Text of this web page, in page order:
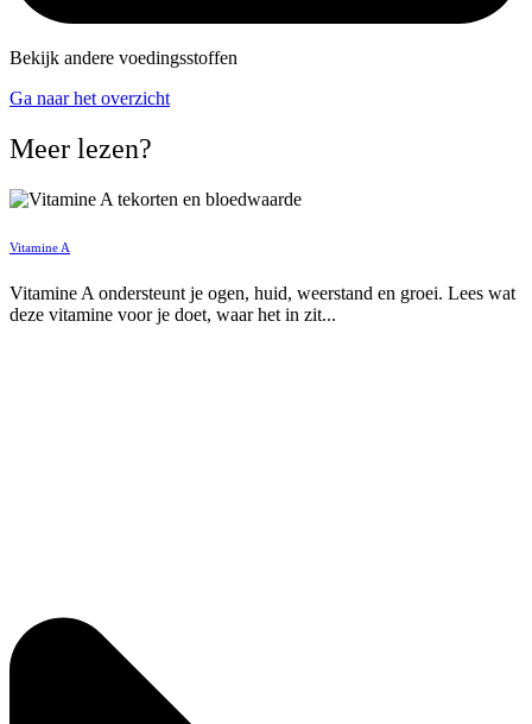
Bekijk andere voedingsstoffen
Ga naar het overzicht
Meer lezen?
Vitamine A
Vitamine A ondersteunt je ogen, huid, weerstand en groei. Lees wat
deze vitamine voor je doet, waar het in zit...